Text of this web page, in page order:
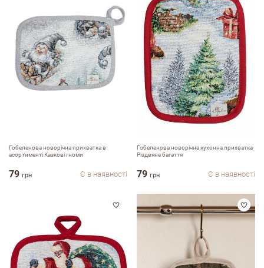
Гобеленова новорічна прихватка в
асортименті Казкові гноми
79 грн Є в наявності
Гобеленова новорічна кухонна прихватка
Різдвяне багаття
79 грн Є в наявності